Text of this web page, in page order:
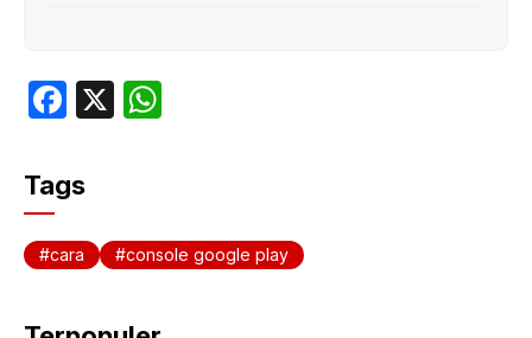
F
c
e
b
o
X
A
Tags
cara console google play